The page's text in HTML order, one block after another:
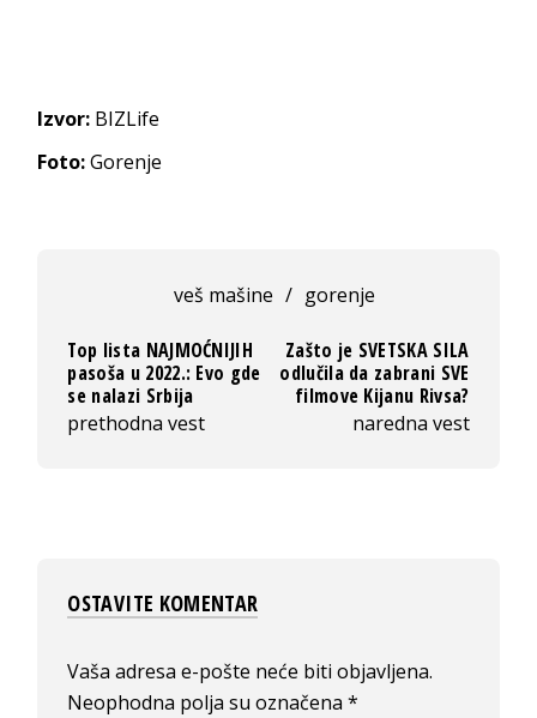
Izvor: BIZLife
Foto:Gorenje
veš mašine / gorenje
Top lista NAJMOĆNIJIH
pasoša u 2022.: Evo gde
se nalazi Srbija
prethodna vest
Zašto je SVETSKA SILA
odlučila da zabrani SVE
filmove Kijanu Rivsa?
naredna vest
OSTAVITE KOMENTAR
Vaša adresa e-pošte neće biti objavljena.
Neophodna polja su označena*